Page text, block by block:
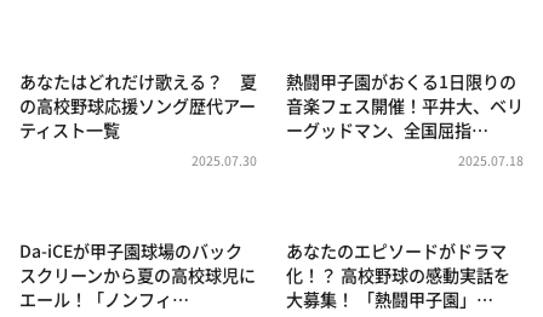
朝だ！生です旅サラダ
教えて！ニュースライブ 正義のミカタ
ポツンと一軒家
ザキ山小屋本館
あなたはどれだけ歌える？ 夏
の高校野球応援ソング歴代アー
ティスト一覧
2025.07.30
熱闘甲子園がおくる1日限りの
音楽フェス開催！平井大、ベリ
ーグッドマン、全国屈指…
2025.07.18
Da-iCEが甲子園球場のバック
スクリーンから夏の高校球児に
エール！「ノンフィ…
あなたのエピソードがドラマ
化！？ 高校野球の感動実話を
大募集！ 「熱闘甲子園」…